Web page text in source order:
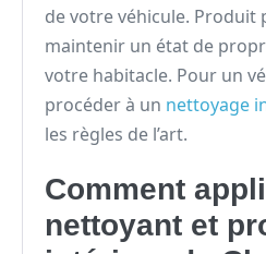
de votre véhicule. Produit
maintenir un état de
votre habitacle. Pour un
procéder à un nettoyage
les règles de l’art.
Comment
nettoyant et